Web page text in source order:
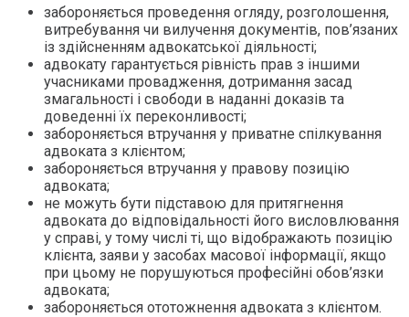
забороняється проведення огляду, розголошення,
витребування чи вилучення документів, пов’язаних
із здійсненням адвокатської діяльності;
адвокату гарантується рівність прав з іншими
учасниками провадження, дотримання засад
змагальності і свободи в наданні доказів та
доведенні їх переконливості;
забороняється втручання у приватне спілкування
адвоката з клієнтом;
забороняється втручання у правову позицію
адвоката;
не можуть бути підставою для притягнення
адвоката до відповідальності його висловлювання
у справі, у тому числі ті, що відображають позицію
клієнта, заяви у засобах масової інформації, якщо
при цьому не порушуються професійні обов’язки
адвоката;
забороняється ототожнення адвоката з клієнтом.